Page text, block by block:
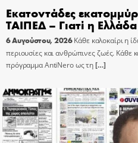
Εκατοντάδες
ΤΑΙΠΕΔ – Γιατί η Ελλάδα
6 Αυγούστου, 2026 Κάθε καλοκαίρι η
περιουσίες και ανθρώπινες ζωές. Κάθε
πρόγραμμα AntiNero ως τη[…]